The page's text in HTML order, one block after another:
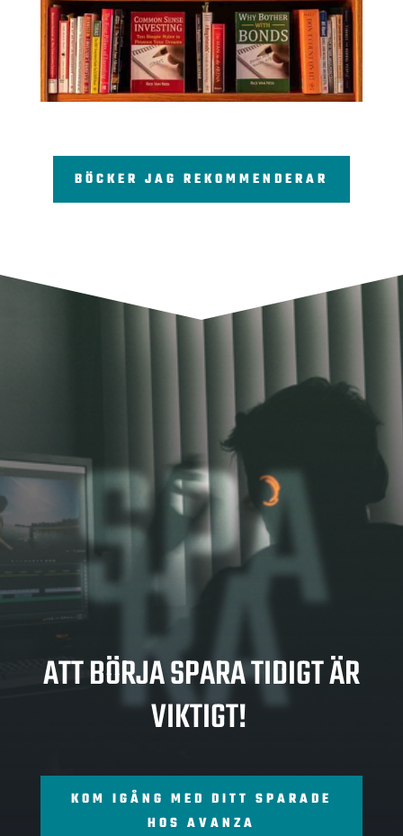
BÖCKER JAG REKOMMENDERAR
SPA
RA
ATT BÖRJA SPARA TIDIGT ÄR
VIKTIGT!
KOM IGÅNG MED DITT SPARADE
HOS AVANZA